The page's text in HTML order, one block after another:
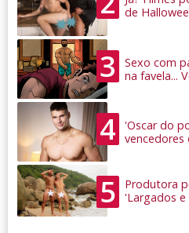
de
3
Sexo com
na favela...
4
'Oscar do
vencedores
5
Produtora
'Largados e